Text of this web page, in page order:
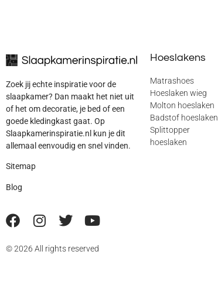
Zoek jij echte inspiratie voor de
slaapkamer? Dan maakt het niet uit
of het om decoratie, je bed of een
goede kledingkast gaat. Op
Slaapkamerinspiratie.nl kun je dit
allemaal eenvoudig en snel vinden.
Sitemap
Blog
© 2026 All rights reserved
Hoeslakens
Matrashoes
Hoeslaken wieg
Molton hoeslaken
Badstof hoeslaken
Splittopper
hoeslaken